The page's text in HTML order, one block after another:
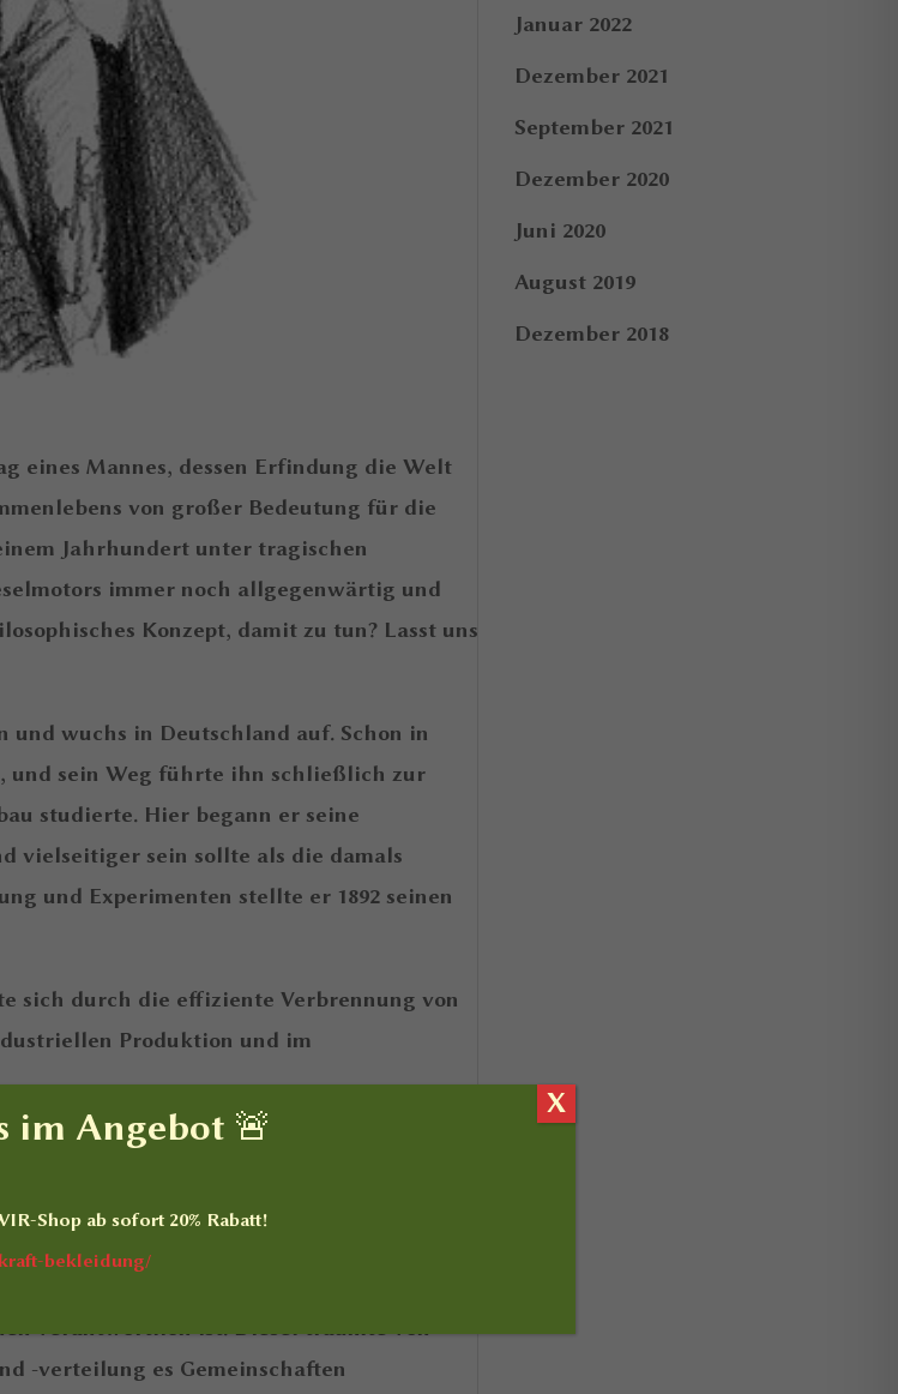
eines Mannes, dessen Erfindung die Welt
von großer Bedeutung für die
Jahrhundert unter tragischen
immer noch allgegenwärtig und
Konzept, damit zu tun? Lasst uns
und wuchs in Deutschland auf. Schon in
und sein Weg führte ihn schließlich zur
studierte. Hier begann er seine
vielseitiger sein sollte als die damals
und Experimenten stellte er 1892 seinen
sich durch die effiziente Verbrennung von
Produktion und im
sondern auch eine Vision für eine
nur ein Ingenieur, sondern auch ein
Der Solidarismus betont die Idee, dass
verantwortlich ist. Diesel träumte von
-verteilung es Gemeinschaften
Januar 2022
Dezember 2021
September 2021
Dezember 2020
Juni 2020
August 2019
Dezember 2018
im Angebot 🚨
Shop ab sofort 20% Rabatt!
bekleidung/
X